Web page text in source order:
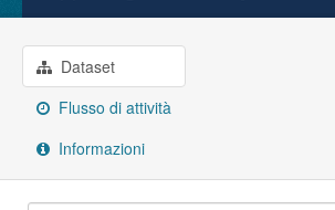
Gruppi
Informazioni
Dataset
Flusso di attività
Informazioni